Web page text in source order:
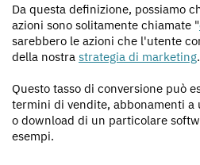
Da questa definizione, possiamo
azioni sono solitamente chiamate "
sarebbero le azioni che l'utente
della nostra strategia di marketing.
Questo tasso di conversione può
termini di vendite, abbonamenti a
o download di un particolare
esempi.